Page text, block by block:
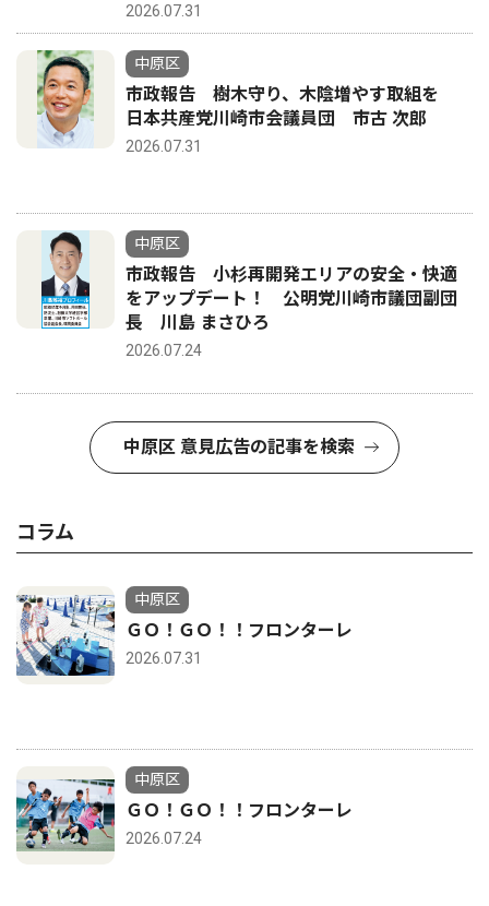
2026.07.31
中原区
市政報告 樹木守り、木陰増やす取組を
日本共産党川崎市会議員団 市古 次郎
2026.07.31
中原区
市政報告 小杉再開発エリアの安全・快適
をアップデート！ 公明党川崎市議団副団
長 川島 まさひろ
2026.07.24
中原区 意見広告の記事を検索
コラム
中原区
ＧＯ！ＧＯ！！フロンターレ
2026.07.31
中原区
ＧＯ！ＧＯ！！フロンターレ
2026.07.24